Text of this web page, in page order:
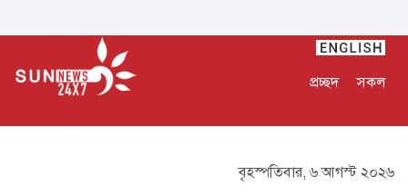
প্রচ্ছদ সকল
বৃহস্পতিবার, ৬ আগস্ট ২০২৬